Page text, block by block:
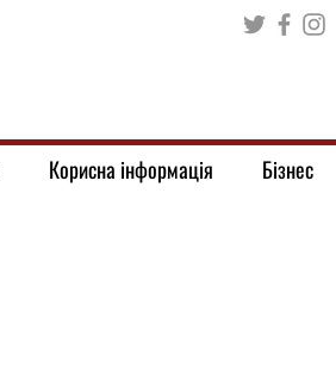
Корисна інформація Бізнес